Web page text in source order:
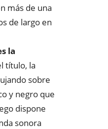
más de una
de largo en
la
título, la
sobre
y negro que
dispone
sonora